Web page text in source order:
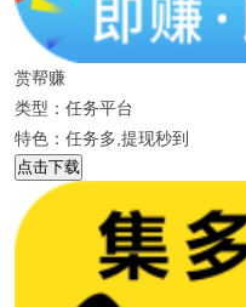
赏帮赚
类型：任务平台
特色：任务多,提现秒到
点击下载